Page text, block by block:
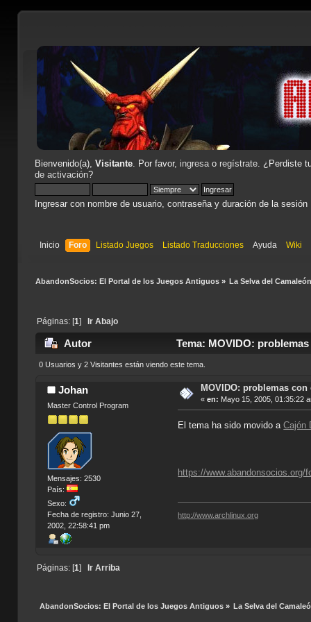
Bienvenido(a), Visitante. Por favor, ingresao regístrate. ¿Perdiste
de activación?
Ingresar con nombre de usuario, contraseña y duración de la sesión
Inicio Foro Listado Juegos Listado Traducciones Ayuda Wiki
AbandonSocios: El Portal de los Juegos Antiguos» La Selva del
Páginas: [1] Ir Abajo
Autor Tema: MOVIDO:
0 Usuarios y 2 Visitantes están viendo este tema.
Johan
Master Control Program
Mensajes: 2530
País:
Sexo:
Fecha de registro: Junio 27,
2002, 22:58:41 pm
MOVIDO: problemas
« en: Mayo 15, 2005, 01:35:22
El tema ha sido movido aCajón
https://www.abandonsocios.org/
http://www.archlinux.org
Páginas: [ 1 Ir Arriba
AbandonSocios: El Portal de los Juegos Antiguos» La Selva del